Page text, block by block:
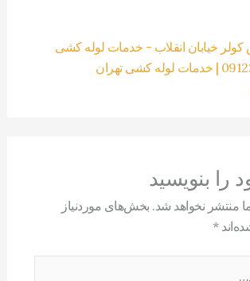
خیابان انقلاب - خدمات لوله کشی
تهران 09122437371 | خدمات لوله کشی تهران
را بنویسید
منتشر نخواهد شد. بخش‌های موردنیاز
*